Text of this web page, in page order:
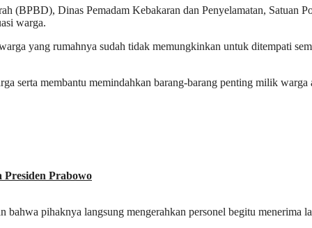
(BPBD), Dinas Pemadam Kebakaran dan Penyelamatan, Satuan
warga.
yang rumahnya sudah tidak memungkinkan untuk ditempati
serta membantu memindahkan barang-barang penting milik
Presiden Prabowo
pihaknya langsung mengerahkan personel begitu menerima